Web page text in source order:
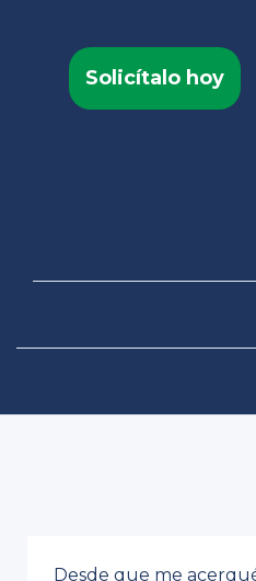
Solicítalo hoy
Desde que me